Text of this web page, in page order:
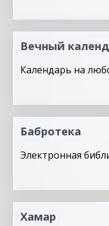
Вечный
Календарь на
Бабротека
Электронная
Хамар